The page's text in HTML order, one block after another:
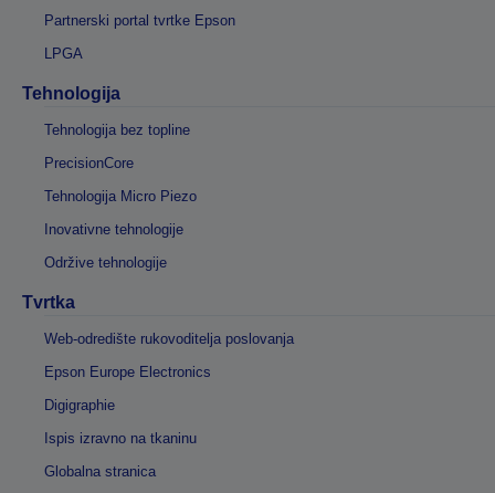
Partnerski portal tvrtke Epson
LPGA
Tehnologija
Tehnologija bez topline
PrecisionCore
Tehnologija Micro Piezo
Inovativne tehnologije
Održive tehnologije
Tvrtka
Web-odredište rukovoditelja poslovanja
Epson Europe Electronics
Digigraphie
Ispis izravno na tkaninu
Globalna stranica